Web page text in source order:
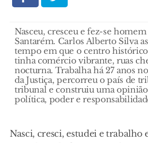
Nasceu, cresceu e fez-se
Santarém. Carlos Alberto Silva
tempo em que o centro histórico
tinha comércio vibrante, ruas
nocturna. Trabalha há 27 anos
da Justiça, percorreu o país de
tribunal e construiu uma
política, poder e
Nasci, cresci, estudei e trabalho